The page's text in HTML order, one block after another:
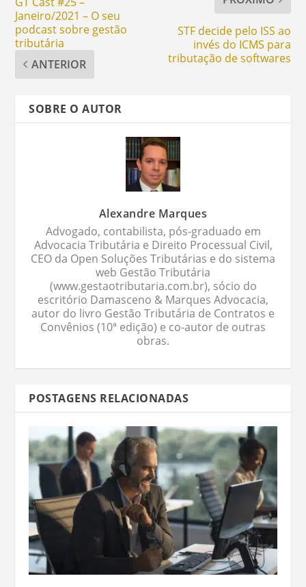
Janeiro/2021 – O seu
podcast sobre gestão
tributária
ANTERIOR
STF decide pelo ISS ao
invés do ICMS para
tributação de softwares
SOBRE O AUTOR
Alexandre Marques
Advogado, contabilista, pós-graduado em
Advocacia Tributária e Direito Processual Civil,
CEO da Open Soluções Tributárias e do sistema
web Gestão Tributária
(www.gestaotributaria.com.br), sócio do
escritório Damasceno & Marques Advocacia,
autor do livro Gestão Tributária de Contratos e
Convênios (10ª edição) e co-autor de outras
obras.
POSTAGENS RELACIONADAS